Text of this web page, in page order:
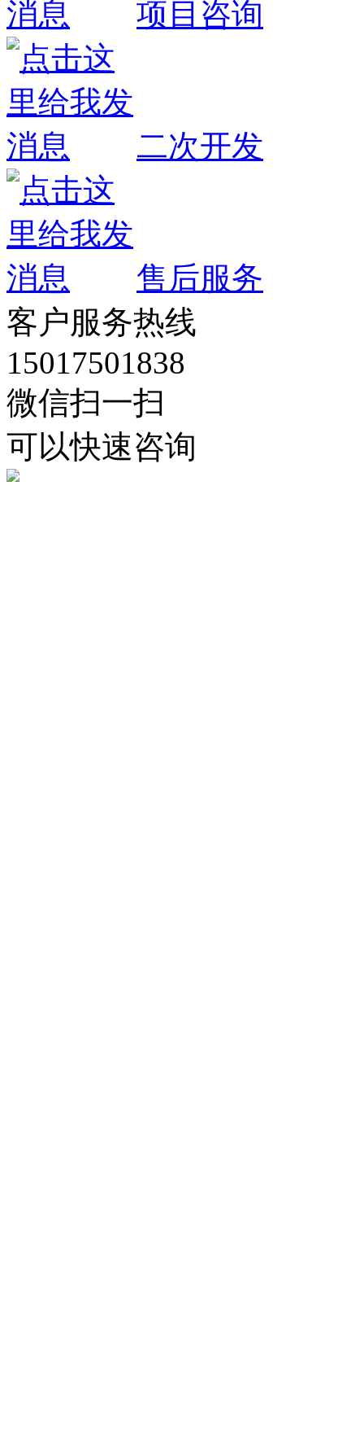
项目咨询
二次开发
售后服务
客户服务热线
15017501838
微信扫一扫
可以快速咨询